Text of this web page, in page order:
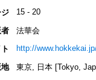
15 - 20
法華会
http://
東京, 日本 [Tokyo,